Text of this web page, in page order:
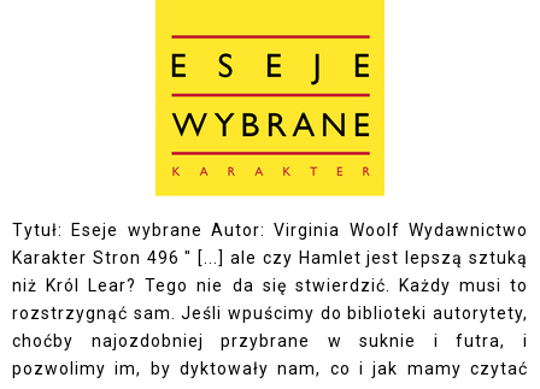
Tytuł: Eseje wybrane Autor: Virginia Woolf Wydawnictwo
Karakter Stron 496 " [...] ale czy Hamlet jest lepszą sztuką
niż Król Lear? Tego nie da się stwierdzić. Każdy musi to
rozstrzygnąć sam. Jeśli wpuścimy do biblioteki autorytety,
choćby najozdobniej przybrane w suknie i futra, i
pozwolimy im, by dyktowały nam, co i jak mamy czytać